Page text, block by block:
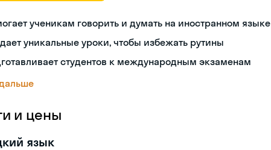
ученикам говорить и думать на иностранном языке
уникальные уроки, чтобы избежать рутины
студентов к международным экзаменам
и цены
язык